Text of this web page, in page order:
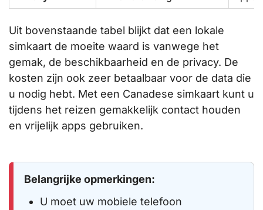
Uit bovenstaande tabel blijkt dat een lokale
simkaart de moeite waard is vanwege het
gemak, de beschikbaarheid en de privacy. De
kosten zijn ook zeer betaalbaar voor de data die
u nodig hebt. Met een Canadese simkaart kunt u
tijdens het reizen gemakkelijk contact houden
en vrijelijk apps gebruiken.
Belangrijke opmerkingen:
U moet uw mobiele telefoon